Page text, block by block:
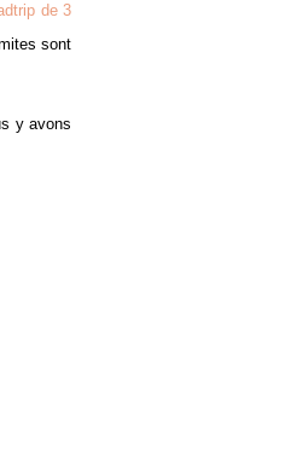
de 3
sont
y avons